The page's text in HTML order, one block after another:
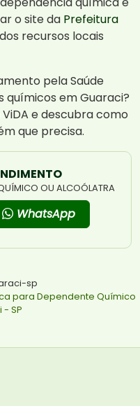
o site da Prefeitura
recursos locais
pela Saúde
químicos em Guaraci?
e descubra como
que precisa.
OU ALCOÓLATRA
WhatsApp
sp
para Dependente Químico
- SP